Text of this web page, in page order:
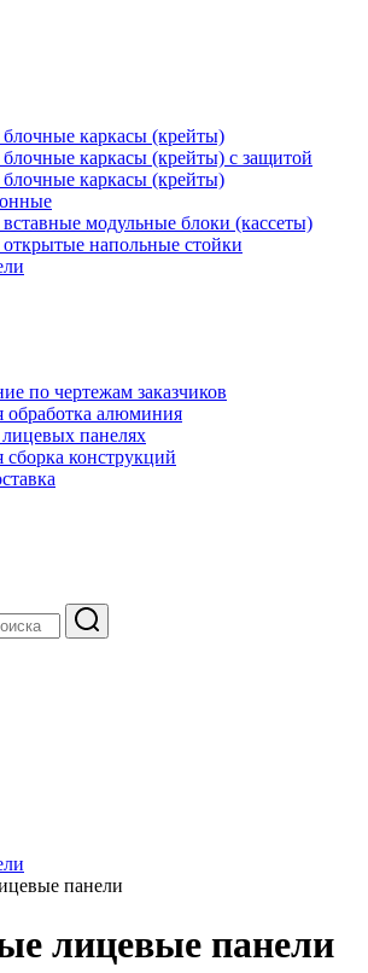
каркасы (крейты)
каркасы (крейты) с защитой
каркасы (крейты)
модульные блоки (кассеты)
напольные стойки
по чертежам заказчиков
обработка алюминия
панелях
сборка конструкций
панели
лицевые панели